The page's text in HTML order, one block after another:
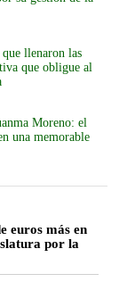
que llenaron las
que obligue al
Moreno: el
una memorable
euros más en
por la